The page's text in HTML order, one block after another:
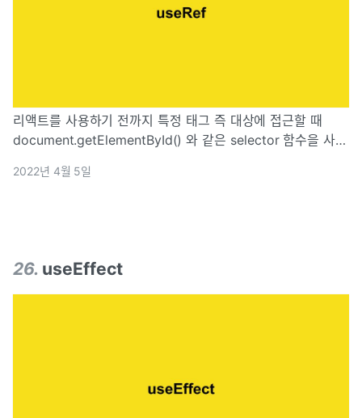
리액트를 사용하기 전까지 특정 태그 즉 대상에 접근할 때
document.getElementById() 와 같은 selector 함수을 사용
야하는 경우가 있다. 하지만 리액트는 실제 DOM이 아닌 가상
2022년 4월 5일
26. useEffect